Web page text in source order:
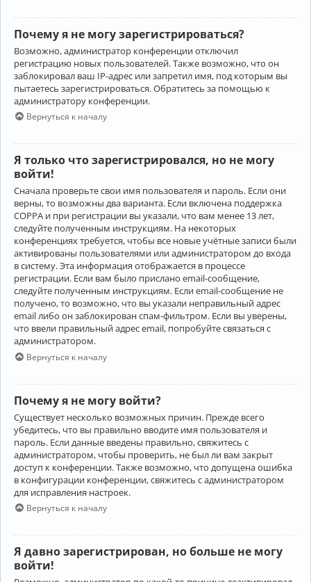
Почему я не могу зарегистрироваться?
Возможно, администратор конференции отключил
регистрацию новых пользователей. Также возможно, что он
заблокировал ваш IP-адрес или запретил имя, под которым вы
пытаетесь зарегистрироваться. Обратитесь за помощью к
администратору конференции.
Вернуться к началу
Я только что зарегистрировался, но не могу
войти!
Сначала проверьте свои имя пользователя и пароль. Если они
верны, то возможны два варианта. Если включена поддержка
COPPA и при регистрации вы указали, что вам менее 13 лет,
следуйте полученным инструкциям. На некоторых
конференциях требуется, чтобы все новые учётные записи были
активированы пользователями или администратором до входа
в систему. Эта информация отображается в процессе
регистрации. Если вам было прислано email-сообщение,
следуйте полученным инструкциям. Если email-сообщение не
получено, то возможно, что вы указали неправильный адрес
email либо он заблокирован спам-фильтром. Если вы уверены,
что ввели правильный адрес email, попробуйте связаться с
администратором.
Вернуться к началу
Почему я не могу войти?
Существует несколько возможных причин. Прежде всего
убедитесь, что вы правильно вводите имя пользователя и
пароль. Если данные введены правильно, свяжитесь с
администратором, чтобы проверить, не был ли вам закрыт
доступ к конференции. Также возможно, что допущена ошибка
в конфигурации конференции, свяжитесь с администратором
для исправления настроек.
Вернуться к началу
Я давно зарегистрирован, но больше не могу
войти!